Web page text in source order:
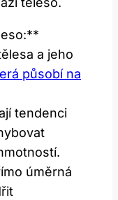
a jeho
působí na
tendenci
úměrná